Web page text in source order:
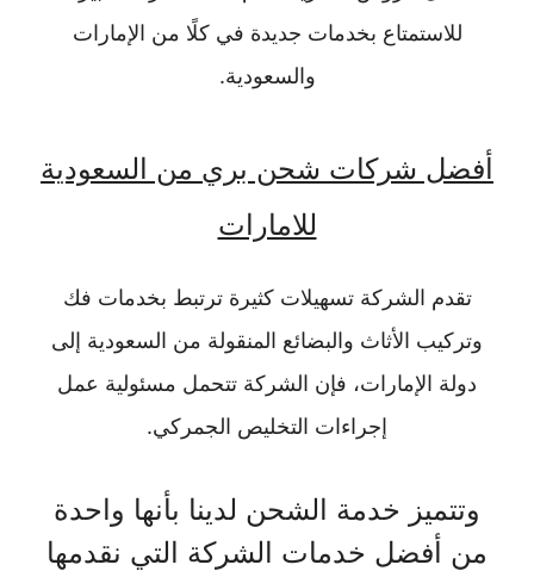
للاستمتاع بخدمات جديدة في كلًا من الإمارات
والسعودية.
أفضل شركات شحن بري من السعودية
للامارات
تقدم الشركة تسهيلات كثيرة ترتبط بخدمات فك
وتركيب الأثاث والبضائع المنقولة من السعودية إلى
دولة الإمارات، فإن الشركة تتحمل مسئولية عمل
إجراءات التخليص الجمركي.
وتتميز خدمة الشحن لدينا بأنها واحدة
من أفضل خدمات الشركة التي نقدمها